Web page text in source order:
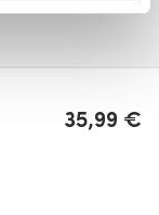
35,99 €